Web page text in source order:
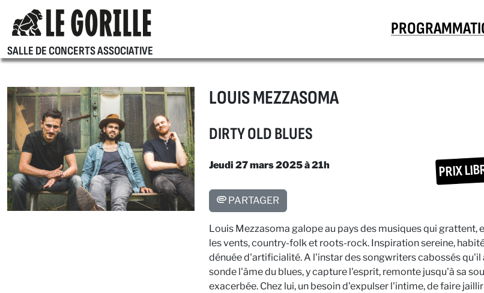
SALLE DE CONCERTS ASSOCIATIVE
LOUIS MEZZASOMA
DIRTY OLD BLUES
Jeudi 27 mars 2025 à 21h PRIX
PARTAGER
Louis Mezzasoma galope au pays des musiques qui grattent,
les vents, country-folk et roots-rock. Inspiration sereine,
dénuée d'artificialité. A l'instar des songwriters cabossés
sonde l'âme du blues, y capture l'esprit, remonte jusqu'à sa
exacerbée. Chez lui, un besoin d'expulser l'intime, de faire